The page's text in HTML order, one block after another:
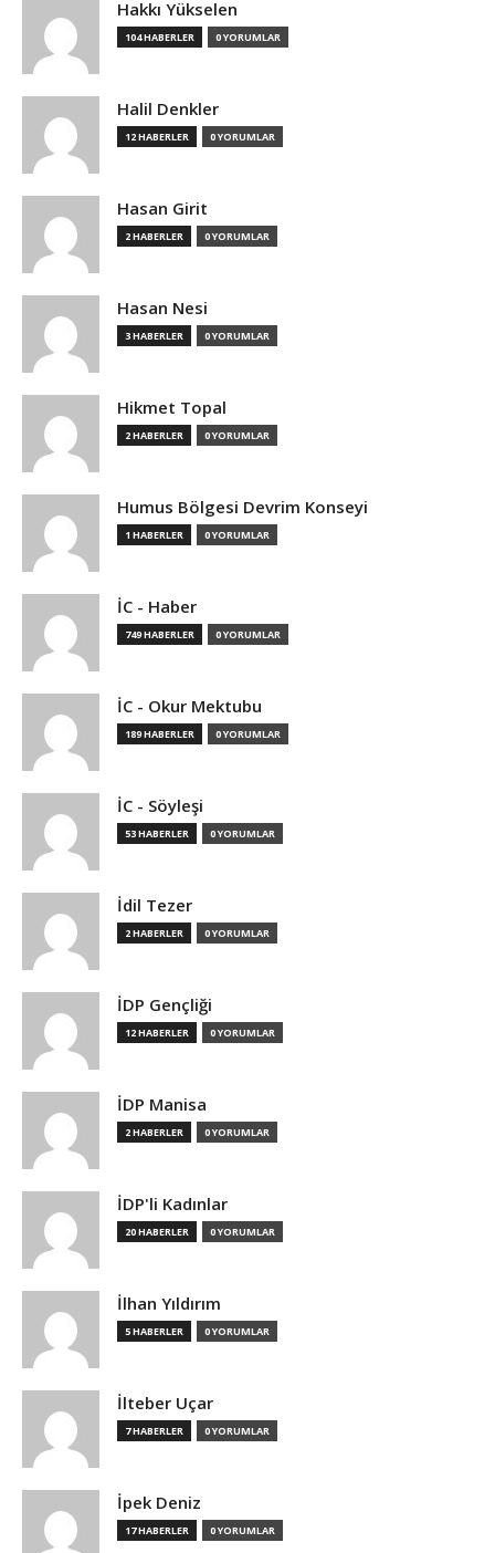
Hakkı Yükselen
104 HABERLER 0 YORUMLAR
Halil Denkler
12 HABERLER 0 YORUMLAR
Hasan Girit
2 HABERLER 0 YORUMLAR
Hasan Nesi
3 HABERLER 0 YORUMLAR
Hikmet Topal
2 HABERLER 0 YORUMLAR
Humus Bölgesi Devrim Konseyi
1 HABERLER 0 YORUMLAR
İC - Haber
749 HABERLER 0 YORUMLAR
İC - Okur Mektubu
189 HABERLER 0 YORUMLAR
İC - Söyleşi
53 HABERLER 0 YORUMLAR
İdil Tezer
2 HABERLER 0 YORUMLAR
İDP Gençliği
12 HABERLER 0 YORUMLAR
İDP Manisa
2 HABERLER 0 YORUMLAR
İDP'li Kadınlar
20 HABERLER 0 YORUMLAR
İlhan Yıldırım
5 HABERLER 0 YORUMLAR
İlteber Uçar
7 HABERLER 0 YORUMLAR
İpek Deniz
17 HABERLER 0 YORUMLAR